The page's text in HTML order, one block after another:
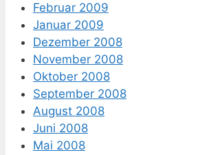
Februar 2009
Januar 2009
Dezember 2008
November 2008
Oktober 2008
September 2008
August 2008
Juni 2008
Mai 2008